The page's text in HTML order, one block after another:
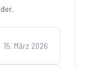
15. März 2026